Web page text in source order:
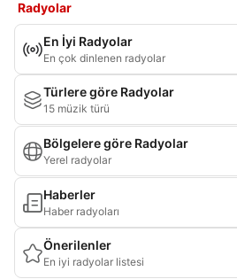
Radyolar
En İyi Radyolar
En çok dinlenen radyolar
Türlere göre Radyolar
15 müzik türü
Bölgelere göre Radyolar
Yerel radyolar
Haberler
Haber radyoları
Önerilenler
En iyi radyolar listesi